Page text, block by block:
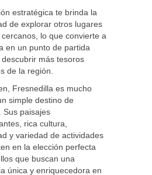
estratégica te brinda la
de explorar otros lugares
lo que convierte a
en un punto de partida
más tesoros
de la región.
Fresnedilla es mucho
simple destino de
Sus paisajes
rica cultura,
y variedad de actividades
en la elección perfecta
que buscan una
única y enriquecedora en